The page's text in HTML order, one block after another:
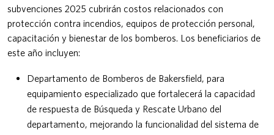
subvenciones 2025 cubrirán costos relacionados con
protección contra incendios, equipos de protección personal,
capacitación y bienestar de los bomberos. Los beneficiarios de
este año incluyen:
Departamento de Bomberos de Bakersfield, para
equipamiento especializado que fortalecerá la capacidad
de respuesta de Búsqueda y Rescate Urbano del
departamento, mejorando la funcionalidad del sistema de